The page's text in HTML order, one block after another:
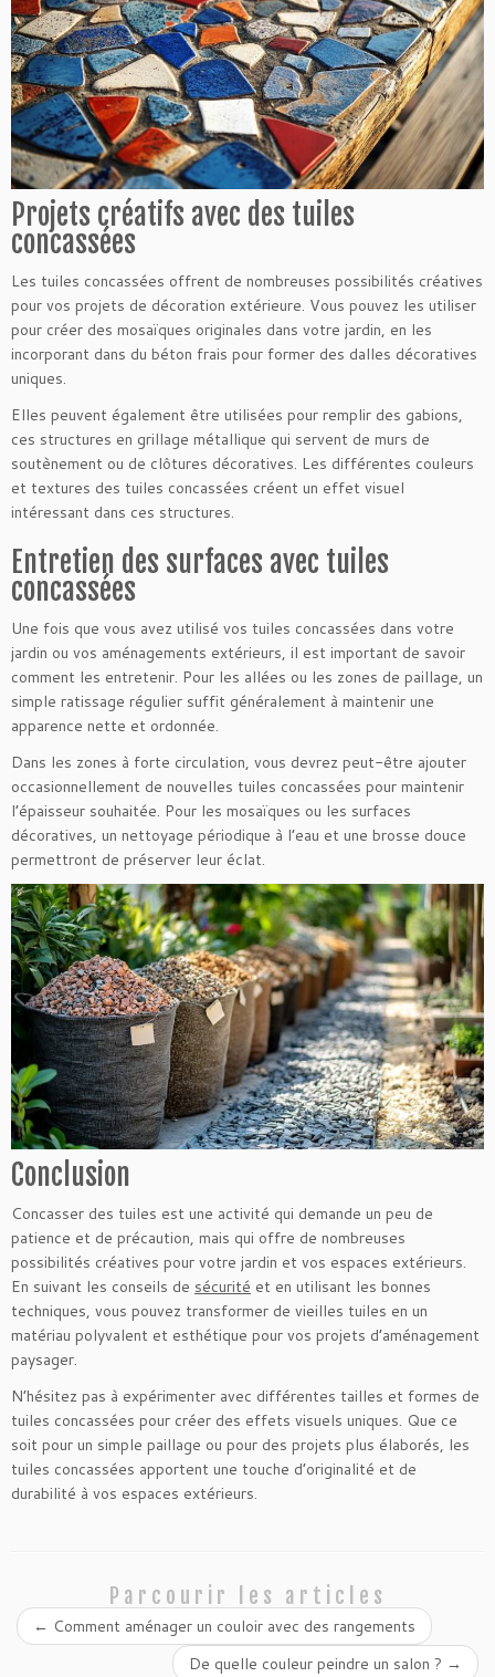
Projets créatifs avec des tuiles
concassées
Les tuiles concassées offrent de nombreuses possibilités créatives
pour vos projets de décoration extérieure. Vous pouvez les utiliser
pour créer des mosaïques originales dans votre jardin, en les
incorporant dans du béton frais pour former des dalles décoratives
uniques.
Elles peuvent également être utilisées pour remplir des gabions,
ces structures en grillage métallique qui servent de murs de
soutènement ou de clôtures décoratives. Les différentes couleurs
et textures des tuiles concassées créent un effet visuel
intéressant dans ces structures.
Entretien des surfaces avec tuiles
concassées
Une fois que vous avez utilisé vos tuiles concassées dans votre
jardin ou vos aménagements extérieurs, il est important de savoir
comment les entretenir. Pour les allées ou les zones de paillage, un
simple ratissage régulier suffit généralement à maintenir une
apparence nette et ordonnée.
Dans les zones à forte circulation, vous devrez peut-être ajouter
occasionnellement de nouvelles tuiles concassées pour maintenir
l’épaisseur souhaitée. Pour les mosaïques ou les surfaces
décoratives, un nettoyage périodique à l’eau et une brosse douce
permettront de préserver leur éclat.
Conclusion
Concasser des tuiles est une activité qui demande un peu de
patience et de précaution, mais qui offre de nombreuses
possibilités créatives pour votre jardin et vos espaces extérieurs.
En suivant les conseils de sécurité et en utilisant les bonnes
techniques, vous pouvez transformer de vieilles tuiles en un
matériau polyvalent et esthétique pour vos projets d’aménagement
paysager.
N’hésitez pas à expérimenter avec différentes tailles et formes de
tuiles concassées pour créer des effets visuels uniques. Que ce
soit pour un simple paillage ou pour des projets plus élaborés, les
tuiles concassées apportent une touche d’originalité et de
durabilité à vos espaces extérieurs.
Parcourir les articles
← Comment aménager un couloir avec des rangements
De quelle couleur peindre un salon ? →